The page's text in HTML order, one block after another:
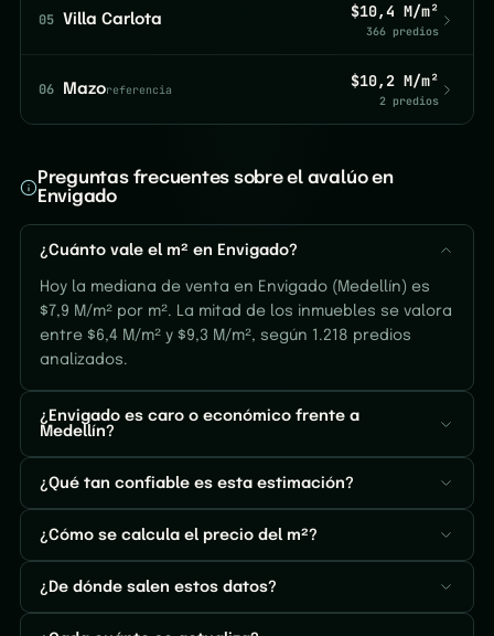
05 Villa Carlota $10,4 M/m²
366 predios
06 Mazoreferencia $10,2 M/m²
2 predios
Preguntas frecuentes sobre el avalúo en
Envigado
¿Cuánto vale el m² en Envigado?
Hoy la mediana de venta en Envigado (Medellín) es
$7,9 M/m² por m². La mitad de los inmuebles se valora
entre $6,4 M/m² y $9,3 M/m², según 1.218 predios
analizados.
¿Envigado es caro o económico frente a
Medellín?
¿Qué tan confiable es esta estimación?
¿Cómo se calcula el precio del m²?
¿De dónde salen estos datos?